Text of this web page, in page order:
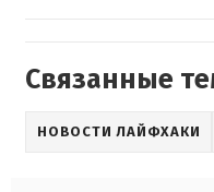
Связанные
НОВОСТИ ЛАЙФХАКИ